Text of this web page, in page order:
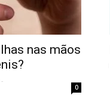
nas mãos
-
0